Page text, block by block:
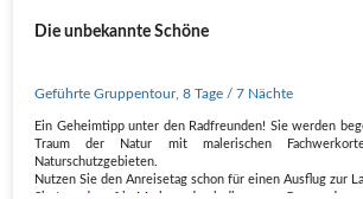
Die unbekannte Schöne
Geführte Gruppentour,8 Tage / 7 Nächte
Ein Geheimtipp unter den Radfreunden! Sie werden
Traum der Natur mit malerischen
Naturschutzgebieten.
Nutzen Sie den Anreisetag schon für einen Ausflug zur